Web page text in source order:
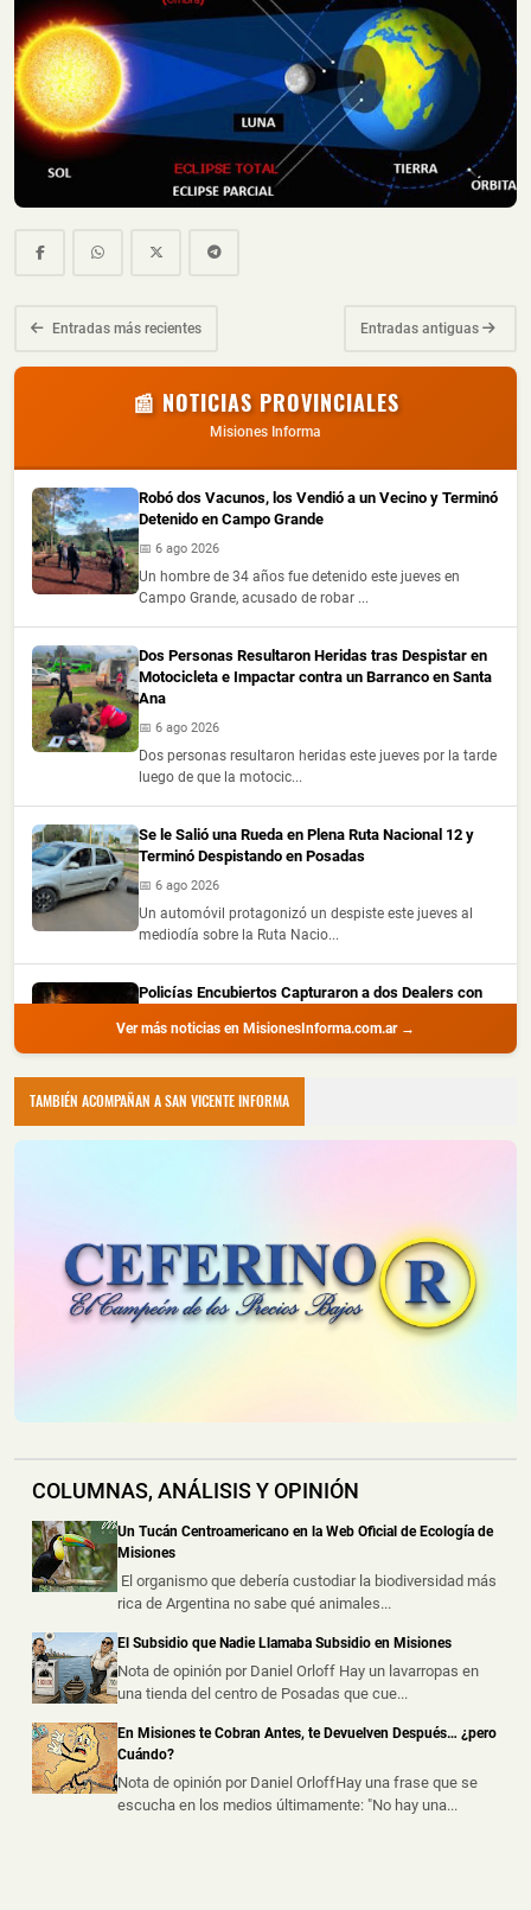
Entradas más recientes Entradas antiguas
📰 NOTICIAS PROVINCIALES
Misiones Informa
Robó dos Vacunos, los Vendió a un Vecino y Terminó
Detenido en Campo Grande
📅 6 ago 2026
Un hombre de 34 años fue detenido este jueves en
Campo Grande, acusado de robar ...
Dos Personas Resultaron Heridas tras Despistar en
Motocicleta e Impactar contra un Barranco en Santa
Ana
📅 6 ago 2026
Dos personas resultaron heridas este jueves por la tarde
luego de que la motocic...
Se le Salió una Rueda en Plena Ruta Nacional 12 y
Terminó Despistando en Posadas
📅 6 ago 2026
Un automóvil protagonizó un despiste este jueves al
mediodía sobre la Ruta Nacio...
Policías Encubiertos Capturaron a dos Dealers con
Puerto Iguazú
Dos presuntos dealers fueron demorados durante
Dos personas resultaron heridas luego de que un
automóvil embistiera a una motoc...
Creyó que Había Apagado un Cigarrillo y su Casa
Dos Motociclistas Resultaron Heridos tras un
📅 5 ago 2026
la tarde tras protagoniz...
Un Accidente Laboral Durante la Poda de un Árbol
dejó a un Trabajador Gravemente Herido
📅 5 ago 2026
Un trabajador sufrió graves lesiones tras caer desde
varios metros de altura mie...
Ver más noticias en MisionesInforma.com.ar →
TAMBIÉN ACOMPAÑAN A SAN VICENTE INFORMA
COLUMNAS, ANÁLISIS Y OPINIÓN
Un Tucán Centroamericano en la Web Oficial de Ecología de
Misiones
El organismo que debería custodiar la biodiversidad más
rica de Argentina no sabe qué animales...
El Subsidio que Nadie Llamaba Subsidio en Misiones
Nota de opinión por Daniel Orloff Hay un lavarropas en
una tienda del centro de Posadas que cue...
En Misiones te Cobran Antes, te Devuelven Después… ¿pero
Cuándo?
Nota de opinión por Daniel OrloffHay una frase que se
escucha en los medios últimamente: "No hay una...